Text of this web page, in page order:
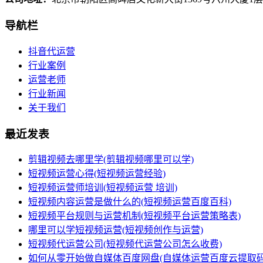
导航栏
抖音代运营
行业案例
运营老师
行业新闻
关于我们
最近发表
剪辑视频去哪里学(剪辑视频哪里可以学)
短视频运营心得(短视频运营经验)
短视频运营师培训(短视频运营 培训)
短视频内容运营是做什么的(短视频运营百度百科)
短视频平台规则与运营机制(短视频平台运营策略表)
哪里可以学短视频运营(短视频创作与运营)
短视频代运营公司(短视频代运营公司怎么收费)
如何从零开始做自媒体百度网盘(自媒体运营百度云提取